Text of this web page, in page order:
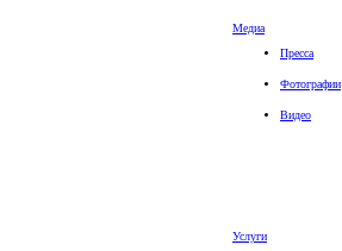
Медиа
Пресса
Фотографии
Видео
Услуги